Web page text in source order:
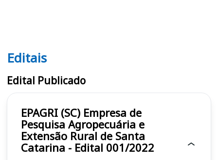
Editais EPAGRI (SC)
Editais
Edital Publicado
EPAGRI (SC) Empresa de
Pesquisa Agropecuária e
Extensão Rural de Santa
Catarina - Edital 001/2022